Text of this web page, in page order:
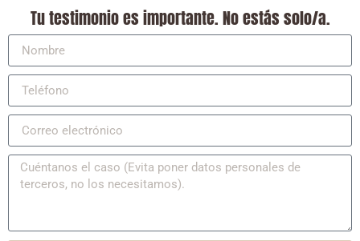
Tu testimonio es importante. No estás solo/a.